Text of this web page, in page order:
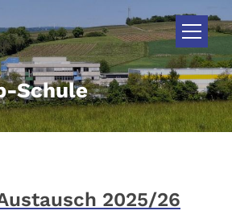
Schule
2025/26